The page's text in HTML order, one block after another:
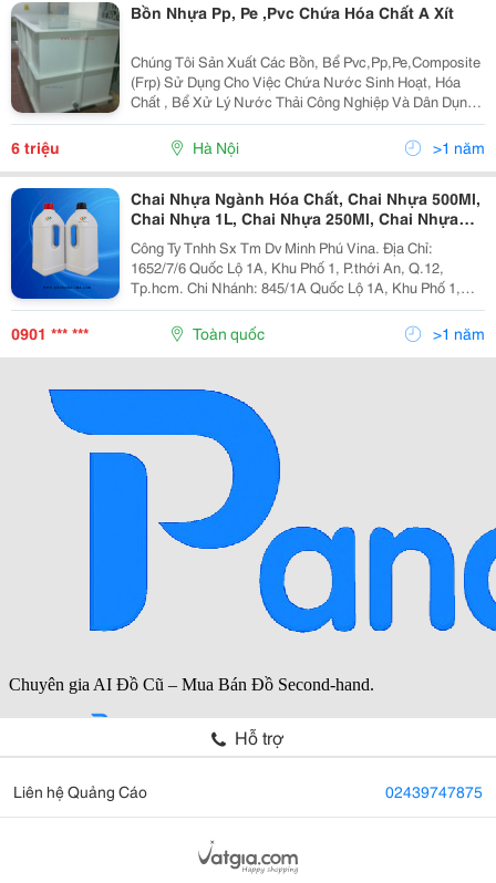
Bồn Nhựa Pp, Pe ,Pvc Chứa Hóa Chất A Xít
Chúng Tôi Sản Xuất Các Bồn, Bể Pvc,Pp,Pe,Composite
(Frp) Sử Dụng Cho Việc Chứa Nước Sinh Hoạt, Hóa
Chất , Bể Xử Lý Nước Thải Công Nghiệp Và Dân Dụng;
Các Ống Dẫn Hóa Chất. Sản Phẩm Của Chúng Tôi
Được Làm Từ Nhựa Chất Lượng Cao Có Khả Năng
Chịu Được N
6 triệu Hà Nội >1 năm
Chai Nhựa Ngành Hóa Chất, Chai Nhựa 500Ml,
Chai Nhựa 1L, Chai Nhựa 250Ml, Chai Nhựa
Hdpe
Công Ty Tnhh Sx Tm Dv Minh Phú Vina. Địa Chỉ:
1652/7/6 Quốc Lộ 1A, Khu Phố 1, P.thới An, Q.12,
Tp.hcm. Chi Nhánh: 845/1A Quốc Lộ 1A, Khu Phố 1,
P.bình Hưng Hòa A, Q.bình Tân, Tp.hcm. Lời Đầu Tiên
Cho Phép Công Ty Minh Phú Vina Gửi Đến Quý Kh
0901 *** *** Toàn quốc >1 năm
Hỗ trợ
Liên hệ Quảng Cáo 02439747875